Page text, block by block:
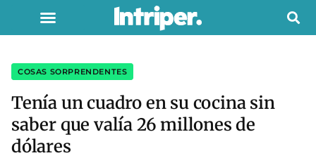
COSAS SORPRENDENTES
Tenía un cuadro en su cocina sin
saber que valía 26 millones de
dólares